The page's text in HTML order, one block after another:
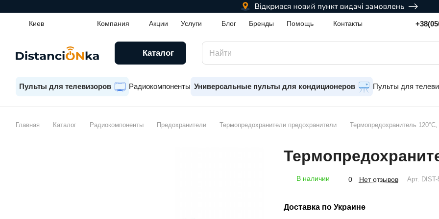
Киев Компания Акции Услуги Блог Бренды Помощь Контакты
Каталог
Пульты для телевизоров Радиокомпоненты Универсальные пульты для кондиционеров Пульты для
Главная Каталог Радиокомпоненты Предохранители Термопредохранители предохранители Термопредохранитель
В наличии 0 Нет отзывов Арт.
Доставка по Украине